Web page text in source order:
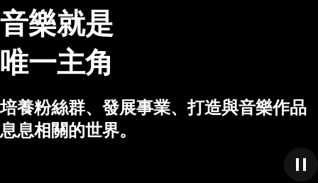
音樂就是
唯一主角
培養粉絲群、發展事業、打造與音樂作品
息息相關的世界。